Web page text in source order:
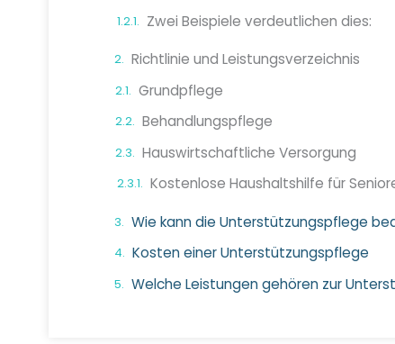
Zwei Beispiele verdeutlichen dies:
Richtlinie und Leistungsverzeichnis
Grundpflege
Behandlungspflege
Hauswirtschaftliche Versorgung
Kosten einer Unterstützungspflege